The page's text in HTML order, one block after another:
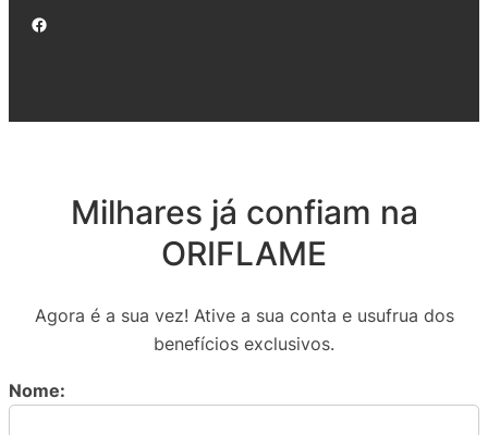
Facebook
Milhares já confiam na
ORIFLAME
Agora é a sua vez! Ative a sua conta e usufrua dos
benefícios exclusivos.
Nome: